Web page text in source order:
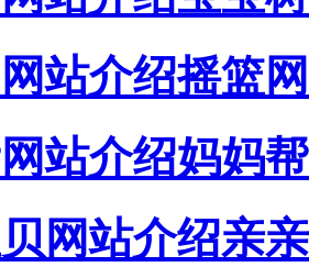
站介绍摇篮网
站介绍妈妈帮
网站介绍亲